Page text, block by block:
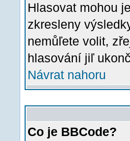
Hlasovat mohou
zkresleny
nemůľete volit,
hlasování jiľ
Návrat nahoru
Co je BBCode?